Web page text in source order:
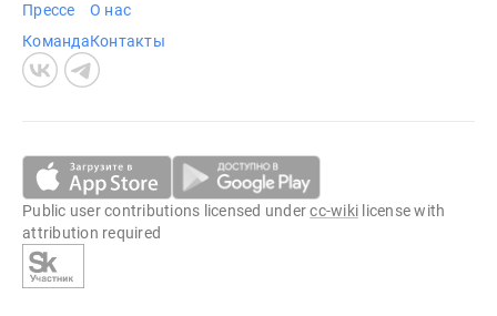
Прессе
Команда
О нас
Контакты
Public user contributions licensed undercc-wiki license with
attribution required